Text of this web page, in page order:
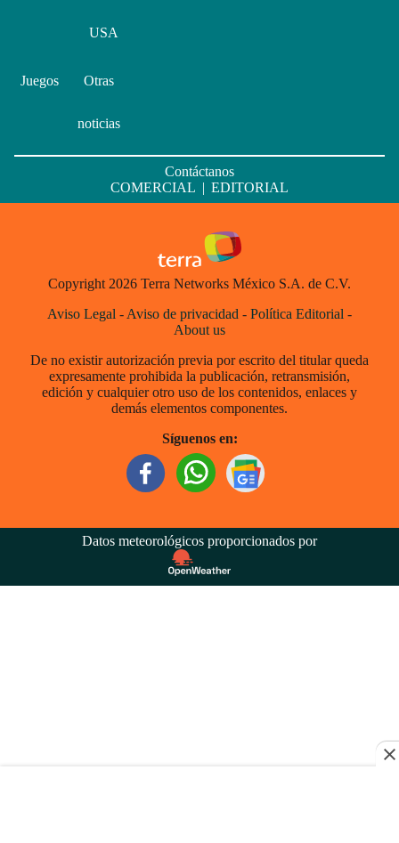
USA
Juegos Otras
noticias
Contáctanos
COMERCIAL | EDITORIAL
Copyright 2026 Terra Networks México S.A. de C.V.
Aviso Legal - Aviso de privacidad - Política Editorial -
About us
De no existir autorización previa por escrito del titular queda
expresamente prohibida la publicación, retransmisión,
edición y cualquier otro uso de los contenidos, enlaces y
demás elementos componentes.
Síguenos en:
Datos meteorológicos proporcionados por